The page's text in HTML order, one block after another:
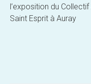
l’exposition du
Saint Esprit à Auray